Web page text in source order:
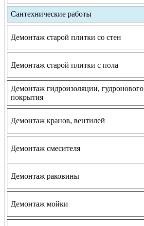
Сантехнические работы
Демонтаж старой плитки со стен
Демонтаж старой плитки с пола
Демонтаж гидроизоляции, гудронового
покрытия
Демонтаж кранов, вентилей
Демонтаж смесителя
Демонтаж раковины
Демонтаж мойки